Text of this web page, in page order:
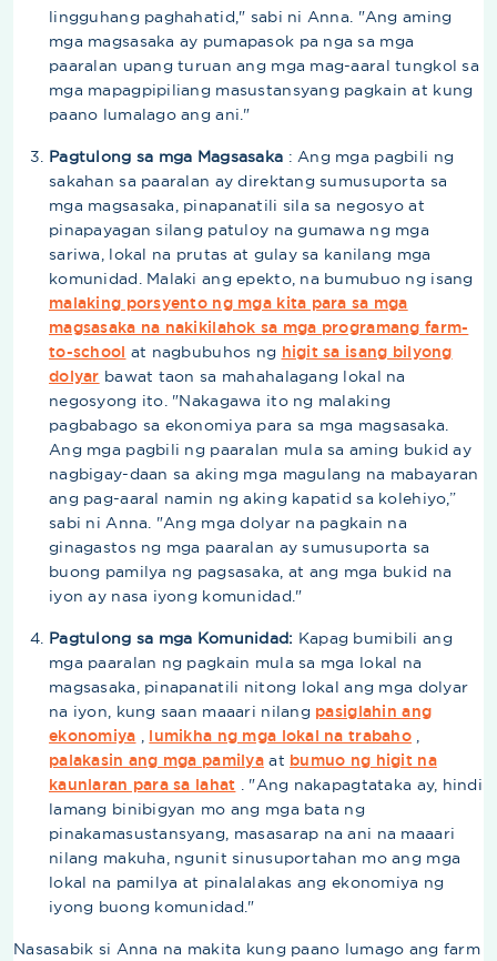
lingguhang paghahatid," sabi ni Anna. "Ang aming
mga magsasaka ay pumapasok pa nga sa mga
paaralan upang turuan ang mga mag-aaral tungkol sa
mga mapagpipiliang masustansyang pagkain at kung
paano lumalago ang ani."
Pagtulong sa mga Magsasaka : Ang mga pagbili ng
sakahan sa paaralan ay direktang sumusuporta sa
mga magsasaka, pinapanatili sila sa negosyo at
pinapayagan silang patuloy na gumawa ng mga
sariwa, lokal na prutas at gulay sa kanilang mga
komunidad. Malaki ang epekto, na bumubuo ng isang
malaking porsyento ng mga kita para sa mga
magsasaka na nakikilahok sa mga programang farm-
to-school at nagbubuhos ng higit sa isang bilyong
dolyar bawat taon sa mahahalagang lokal na
negosyong ito. "Nakagawa ito ng malaking
pagbabago sa ekonomiya para sa mga magsasaka.
Ang mga pagbili ng paaralan mula sa aming bukid ay
nagbigay-daan sa aking mga magulang na mabayaran
ang pag-aaral namin ng aking kapatid sa kolehiyo,”
sabi ni Anna. "Ang mga dolyar na pagkain na
ginagastos ng mga paaralan ay sumusuporta sa
buong pamilya ng pagsasaka, at ang mga bukid na
iyon ay nasa iyong komunidad."
Pagtulong sa mga Komunidad: Kapag bumibili ang
mga paaralan ng pagkain mula sa mga lokal na
magsasaka, pinapanatili nitong lokal ang mga dolyar
na iyon, kung saan maaari nilang pasiglahin ang
ekonomiya , lumikha ng mga lokal na trabaho,
palakasin ang mga pamilyaat bumuo ng higit na
kaunlaran para sa lahat . "Ang nakapagtataka ay, hindi
lamang binibigyan mo ang mga bata ng
pinakamasustansyang, masasarap na ani na maaari
nilang makuha, ngunit sinusuportahan mo ang mga
lokal na pamilya at pinalalakas ang ekonomiya ng
iyong buong komunidad."
Nasasabik si Anna na makita kung paano lumago ang farm